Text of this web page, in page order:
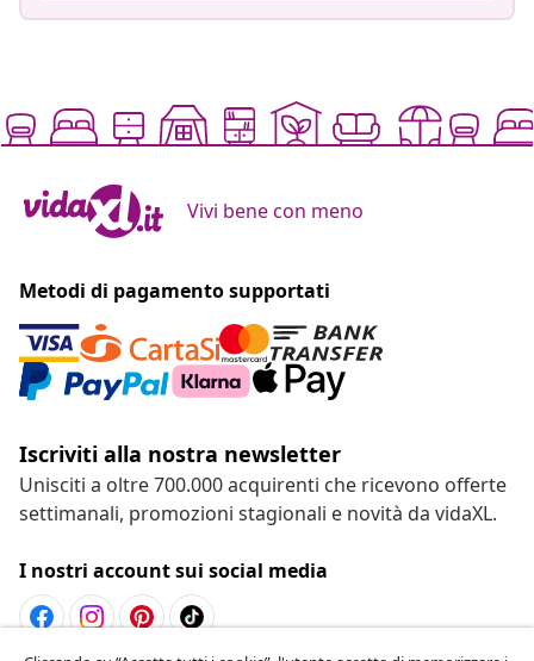
Vivi bene con meno
Metodi di pagamento supportati
Iscriviti alla nostra newsletter
Unisciti a oltre 700.000 acquirenti che ricevono offerte
settimanali, promozioni stagionali e novità da vidaXL.
I nostri account sui social media